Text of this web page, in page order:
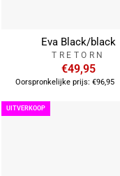
Eva Black/black
TRETORN
€49,95
Oorspronkelijke prijs: €96,95
UITVERKOOP